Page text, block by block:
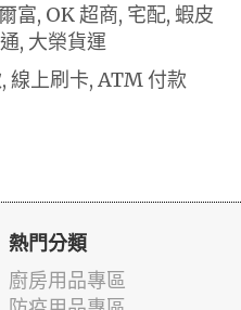
富, OK 超商, 宅配, 蝦皮
, 大榮貨運
線上刷卡, ATM 付款
熱門分類
廚房用品專區